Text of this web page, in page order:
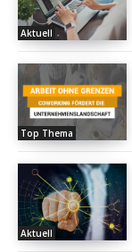
Aktuell
Top Thema
Aktuell